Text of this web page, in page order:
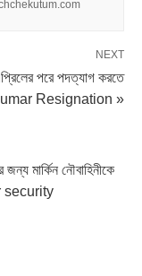
NEXT
পরে পদত্যাগ করতে
Resignation »
মার্কিন নৌবাহিনীকে
security